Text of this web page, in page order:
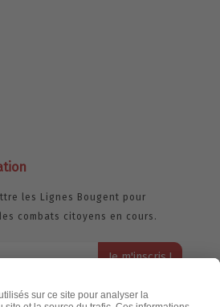
les Lignes Bougent pour
combats citoyens en cours.
notre politique de confidentialité,